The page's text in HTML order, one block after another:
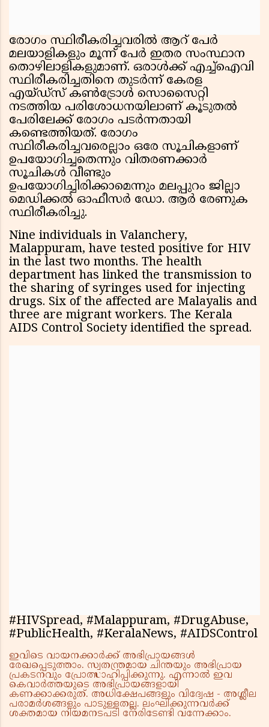
രോഗം സ്ഥിരീകരിച്ചവരിൽ ആറ് പേർ
മലയാളികളും മൂന്ന് പേർ ഇതര സംസ്ഥാന
തൊഴിലാളികളുമാണ്. ഒരാൾക്ക് എച്ച്ഐവി
സ്ഥിരീകരിച്ചതിനെ തുടർന്ന് കേരള
എയ്ഡ്സ് കൺട്രോൾ സൊസൈറ്റി
നടത്തിയ പരിശോധനയിലാണ് കൂടുതൽ
പേരിലേക്ക് രോഗം പടർന്നതായി
കണ്ടെത്തിയത്. രോഗം
സ്ഥിരീകരിച്ചവരെല്ലാം ഒരേ സൂചികളാണ്
ഉപയോഗിച്ചതെന്നും വിതരണക്കാർ
സൂചികൾ വീണ്ടും
ഉപയോഗിച്ചിരിക്കാമെന്നും മലപ്പുറം ജില്ലാ
മെഡിക്കൽ ഓഫീസർ ഡോ. ആർ രേണുക
സ്ഥിരീകരിച്ചു.
Nine individuals in Valanchery,
Malappuram, have tested positive for HIV
in the last two months. The health
department has linked the transmission to
the sharing of syringes used for injecting
drugs. Six of the affected are Malayalis and
three are migrant workers. The Kerala
AIDS Control Society identified the spread.
#HIVSpread, #Malappuram, #DrugAbuse,
#PublicHealth, #KeralaNews, #AIDSControl
ഇവിടെ വായനക്കാർക്ക് അഭിപ്രായങ്ങൾ
രേഖപ്പെടുത്താം. സ്വതന്ത്രമായ ചിന്തയും അഭിപ്രായ
പ്രകടനവും പ്രോത്സാഹിപ്പിക്കുന്നു. എന്നാൽ ഇവ
കെവാർത്തയുടെ അഭിപ്രായങ്ങളായി
കണക്കാക്കരുത്. അധിക്ഷേപങ്ങളും വിദ്വേഷ - അശ്ലീല
പരാമർശങ്ങളും പാടുള്ളതല്ല. ലംഘിക്കുന്നവർക്ക്
ശക്തമായ നിയമനടപടി നേരിടേണ്ടി വന്നേക്കാം.